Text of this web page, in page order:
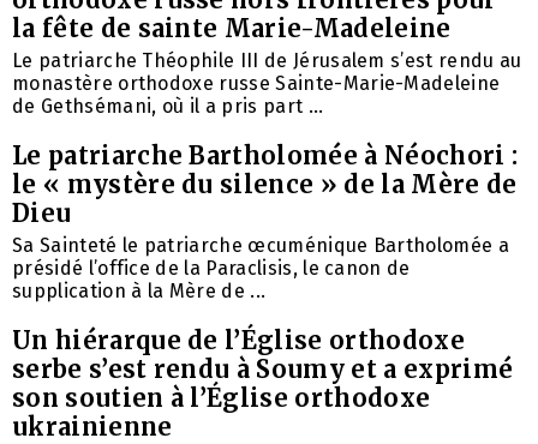
la fête de sainte Marie-Madeleine
Le patriarche Théophile III de Jérusalem s’est rendu au
monastère orthodoxe russe Sainte-Marie-Madeleine
de Gethsémani, où il a pris part ...
Le patriarche Bartholomée à Néochori :
le « mystère du silence » de la Mère de
Dieu
Sa Sainteté le patriarche œcuménique Bartholomée a
présidé l’office de la Paraclisis, le canon de
supplication à la Mère de ...
Un hiérarque de l’Église orthodoxe
serbe s’est rendu à Soumy et a exprimé
son soutien à l’Église orthodoxe
ukrainienne